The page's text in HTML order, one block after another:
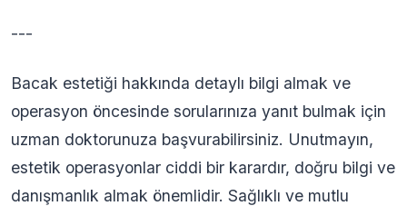
---
Bacak estetiği hakkında detaylı bilgi almak ve
operasyon öncesinde sorularınıza yanıt bulmak için
uzman doktorunuza başvurabilirsiniz. Unutmayın,
estetik operasyonlar ciddi bir karardır, doğru bilgi ve
danışmanlık almak önemlidir. Sağlıklı ve mutlu